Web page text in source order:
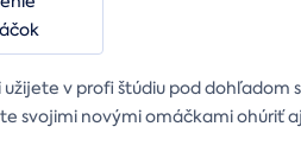
užijete v profi štúdiu pod dohľadom
svojimi novými omáčkami ohúriť